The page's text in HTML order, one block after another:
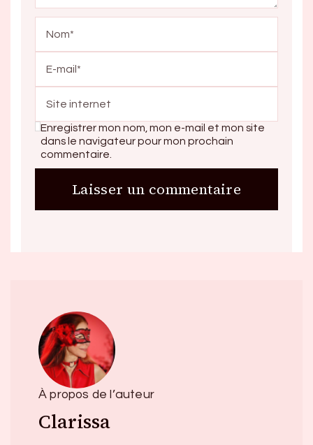
Enregistrer mon nom, mon e-mail et mon site
dans le navigateur pour mon prochain
commentaire.
À propos de l’auteur
Clarissa